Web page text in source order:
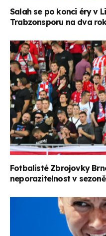
Salah se po konci éry v
Trabzonsporu na dva
Fotbalisté Zbrojovky
neporazitelnost v sezoně